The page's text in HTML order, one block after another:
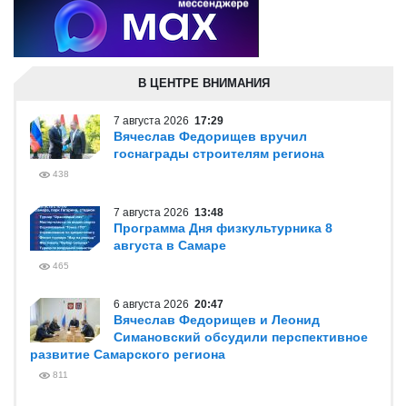
В ЦЕНТРЕ ВНИМАНИЯ
7 августа 2026 17:29
Вячеслав Федорищев вручил
госнаграды строителям региона
438
7 августа 2026 13:48
Программа Дня физкультурника 8
августа в Самаре
465
6 августа 2026 20:47
Вячеслав Федорищев и Леонид
Симановский обсудили перспективное
развитие Самарского региона
811